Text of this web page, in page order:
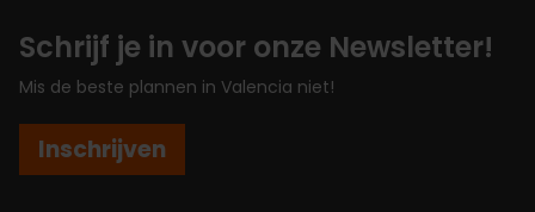
Schrijf je in voor onze Newsletter!
Mis de beste plannen in Valencia niet!
Inschrijven